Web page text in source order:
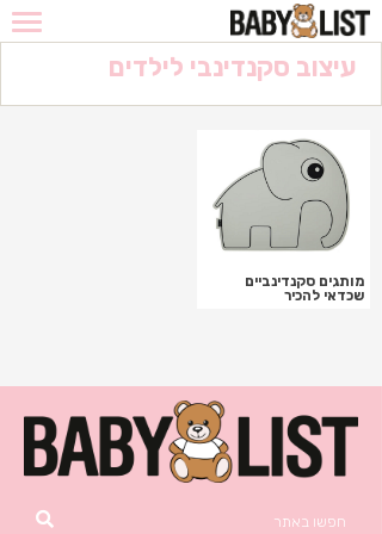
המומלצים
מבצעים לוהטים
הריון
מוצרי בסיס
עיצוב סקנדינבי לילדים
מותגים סקנדינביים
שכדאי להכיר